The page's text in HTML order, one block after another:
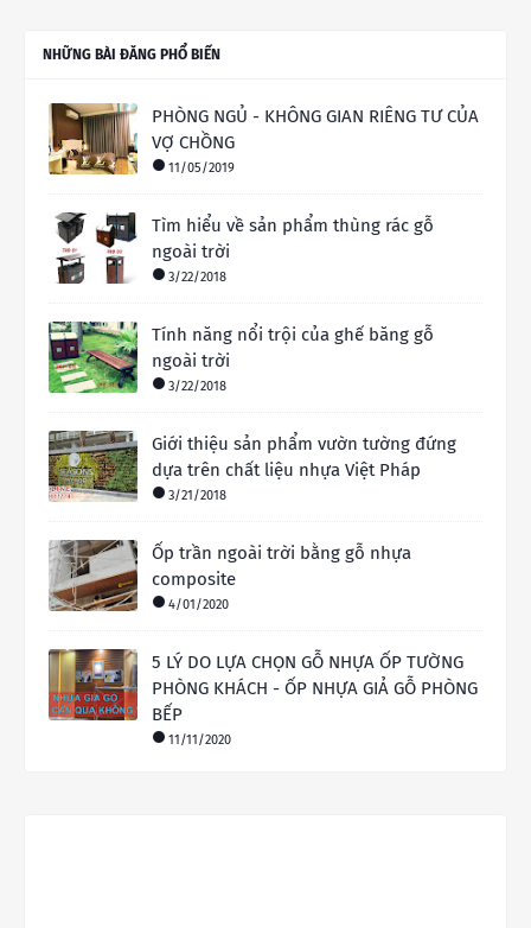
NHỮNG BÀI ĐĂNG PHỔ BIẾN
PHÒNG NGỦ - KHÔNG GIAN RIÊNG TƯ CỦA
VỢ CHỒNG
11/05/2019
Tìm hiểu về sản phẩm thùng rác gỗ
ngoài trời
3/22/2018
Tính năng nổi trội của ghế băng gỗ
ngoài trời
3/22/2018
Giới thiệu sản phẩm vườn tường đứng
dựa trên chất liệu nhựa Việt Pháp
3/21/2018
Ốp trần ngoài trời bằng gỗ nhựa
composite
4/01/2020
5 LÝ DO LỰA CHỌN GỖ NHỰA ỐP TƯỜNG
PHÒNG KHÁCH - ỐP NHỰA GIẢ GỖ PHÒNG
BẾP
11/11/2020